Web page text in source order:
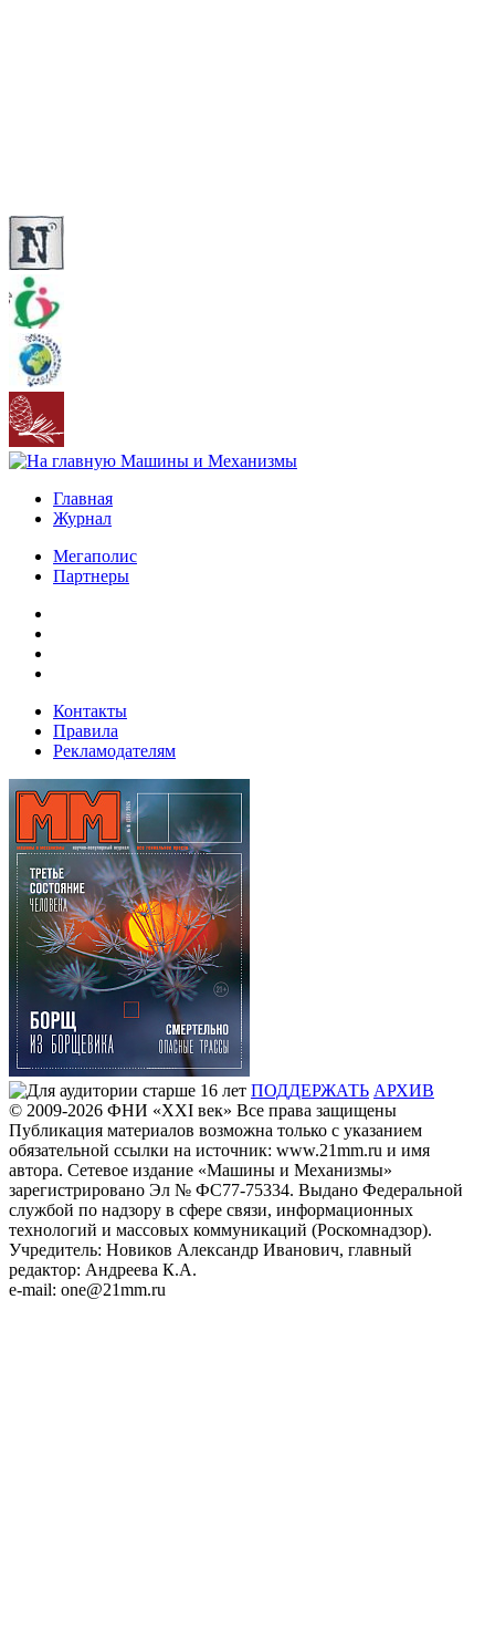
Главная
Журнал
Мегаполис
Партнеры
Контакты
Правила
Рекламодателям
ПОДДЕРЖАТЬ АРХИВ
© 2009-2026 ФHИ «XXI век» Все права защищены
Публикация материалов возможна только с указанием
обязательной ссылки на источник: www.21mm.ru и имя
автора. Сетевое издание «Машины и Механизмы»
зарегистрировано Эл № ФС77-75334. Выдано Федеральной
службой по надзору в сфере связи, информационных
технологий и массовых коммуникаций (Роскомнадзор).
Учредитель: Новиков Александр Иванович, главный
редактор: Андреева К.А.
e-mail: one@21mm.ru